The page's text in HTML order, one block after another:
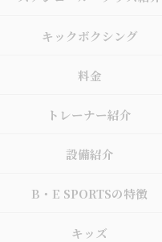
キックボクシング
料金
トレーナー紹介
設備紹介
B・E SPORTSの特徴
キッズ